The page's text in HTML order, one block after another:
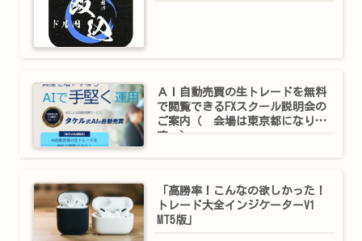
ＡＩ自動売買の生トレードを無料
で閲覧できるFXスクール説明会の
ご案内（ 会場は東京都になりま
す ）
「高勝率！こんなの欲しかった！
トレード大全インジケーターV1
MT5版」